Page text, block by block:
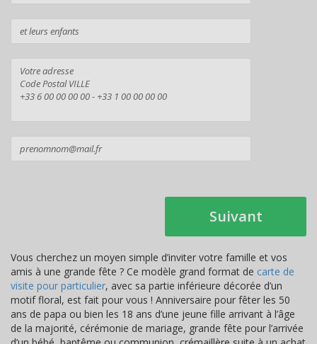
Suivant
Vous cherchez un moyen simple d’inviter votre famille et vos
amis à une grande fête ? Ce modèle grand format de carte de
visite pour particulier, avec sa partie inférieure décorée d’un
motif floral, est fait pour vous ! Anniversaire pour fêter les 50
ans de papa ou bien les 18 ans d’une jeune fille arrivant à l’âge
de la majorité, cérémonie de mariage, grande fête pour l’arrivée